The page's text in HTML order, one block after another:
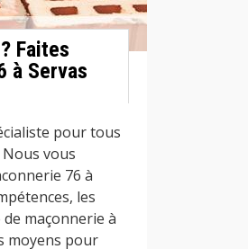
Faites
à Servas
pour tous
vous
76 à
les
maçonnerie à
moyens pour